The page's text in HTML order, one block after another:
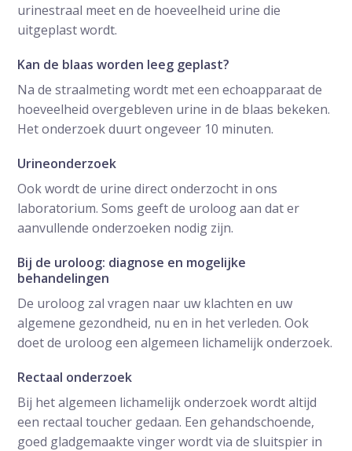
urinestraal meet en de hoeveelheid urine die
uitgeplast wordt.
Kan de blaas worden leeg geplast?
Na de straalmeting wordt met een echoapparaat de
hoeveelheid overgebleven urine in de blaas bekeken.
Het onderzoek duurt ongeveer 10 minuten.
Urineonderzoek
Ook wordt de urine direct onderzocht in ons
laboratorium. Soms geeft de uroloog aan dat er
aanvullende onderzoeken nodig zijn.
Bij de uroloog: diagnose en mogelijke
behandelingen
De uroloog zal vragen naar uw klachten en uw
algemene gezondheid, nu en in het verleden. Ook
doet de uroloog een algemeen lichamelijk onderzoek.
Rectaal onderzoek
Bij het algemeen lichamelijk onderzoek wordt altijd
een rectaal toucher gedaan. Een gehandschoende,
goed gladgemaakte vinger wordt via de sluitspier in